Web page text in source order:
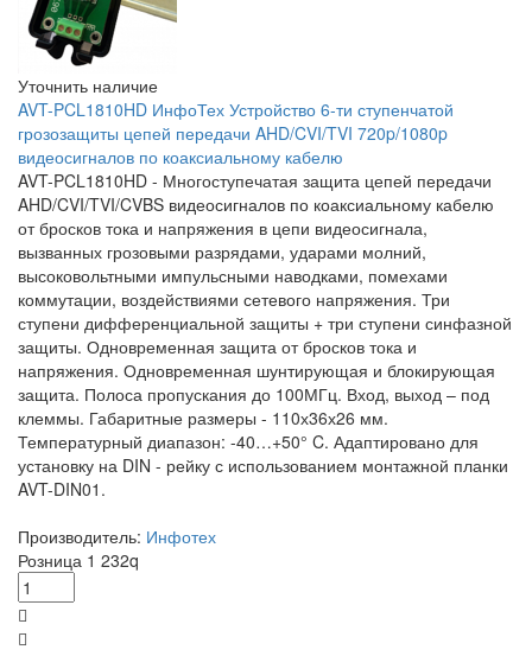
Уточнить наличие
AVT-PCL1810HD ИнфоТех Устройство 6-ти ступенчатой
грозозащиты цепей передачи AHD/CVI/TVI 720p/1080p
видеосигналов по коаксиальному кабелю
AVT-PCL1810HD - Многоступечатая защита цепей передачи
AHD/CVI/TVI/CVBS видеосигналов по коаксиальному кабелю
от бросков тока и напряжения в цепи видеосигнала,
вызванных грозовыми разрядами, ударами молний,
высоковольтными импульсными наводками, помехами
коммутации, воздействиями сетевого напряжения. Три
ступени дифференциальной защиты + три ступени синфазной
защиты. Одновременная защита от бросков тока и
напряжения. Одновременная шунтирующая и блокирующая
защита. Полоса пропускания до 100МГц. Вход, выход – под
клеммы. Габаритные размеры - 110х36х26 мм.
Температурный диапазон: -40…+50° C. Адаптировано для
установку на DIN - рейку с использованием монтажной планки
AVT-DIN01.
Производитель: Инфотех
Розница 1 232q